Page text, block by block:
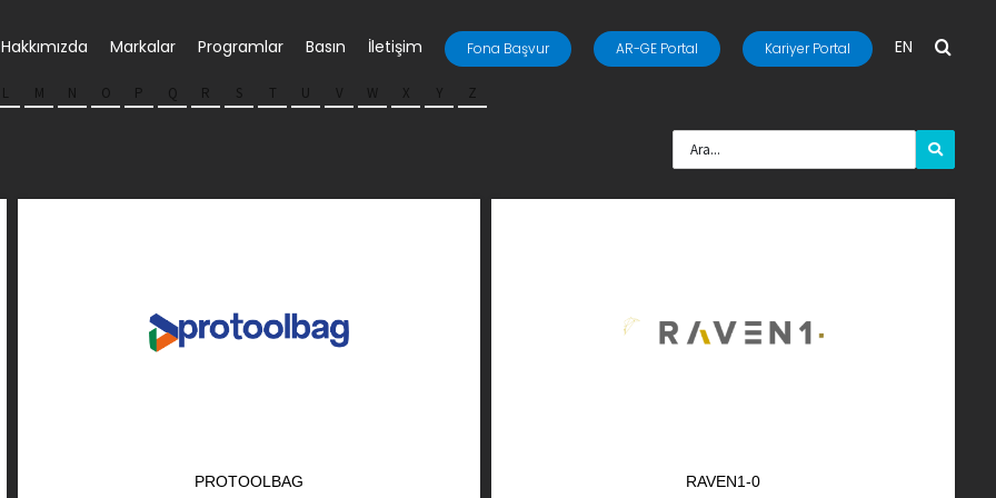
Hakkımızda Markalar Programlar Basın İletişim Fona Başvur AR-GE Portal Kariyer Portal EN
L M N O P Q R S T U V W X Y Z
PROTOOLBAG RAVEN1-0